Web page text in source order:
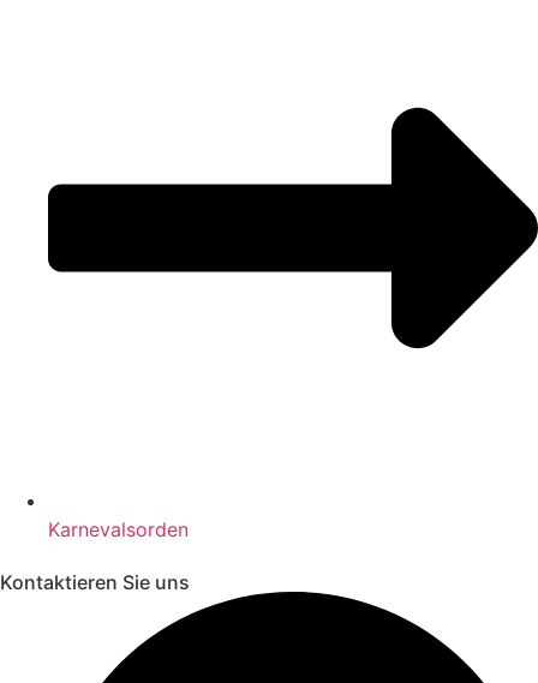
Karnevalsorden
Kontaktieren Sie uns